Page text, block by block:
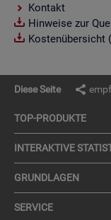
Kontakt
Hinweise zur
Kostenübersicht
Diese Seite
TOP-PRO­DUK­TE
IN­TER­AK­TI­VE
GRUND­LA­GEN
SER­VICE